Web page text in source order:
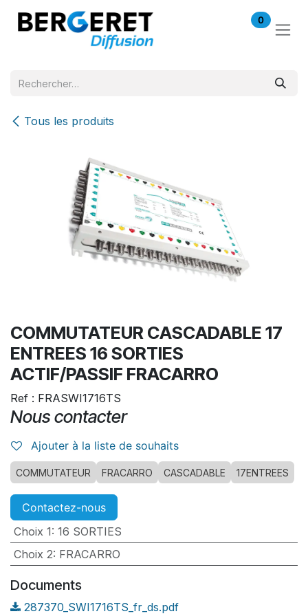
Se rendre au contenu
0
Tous les produits
COMMUTATEUR CASCADABLE 17
ENTREES 16 SORTIES
ACTIF/PASSIF FRACARRO
Ref : FRASWI1716TS
Nous contacter
Ajouter à la liste de souhaits
COMMUTATEUR FRACARRO CASCADABLE 17ENTREES
Contactez-nous
Choix 1: 16 SORTIES
Choix 2: FRACARRO
Documents
287370_SWI1716TS_fr_ds.pdf